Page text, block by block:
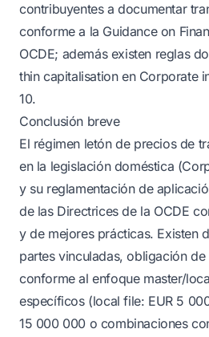
contribuyentes a documentar
conforme a la Guidance on
OCDE; además existen reglas
thin capitalisation en Corporate
10.
Conclusión breve
El régimen letón de precios de
en la legislación doméstica
y su reglamentación de
de las Directrices de la OCDE
y de mejores prácticas. Existen
partes vinculadas, obligación
conforme al enfoque master/
específicos (local file: EUR 5
15 000 000 o combinaciones